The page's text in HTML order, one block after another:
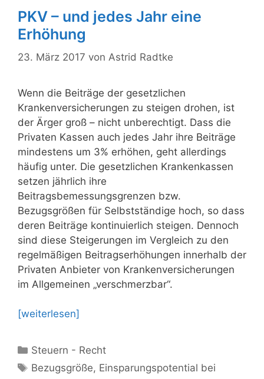
PKV – und jedes Jahr eine
Erhöhung
23. März 2017 von Astrid Radtke
Wenn die Beiträge der gesetzlichen
Krankenversicherungen zu steigen drohen, ist
der Ärger groß – nicht unberechtigt. Dass die
Privaten Kassen auch jedes Jahr ihre Beiträge
mindestens um 3% erhöhen, geht allerdings
häufig unter. Die gesetzlichen Krankenkassen
setzen jährlich ihre
Beitragsbemessungsgrenzen bzw.
Bezugsgrößen für Selbstständige hoch, so dass
deren Beiträge kontinuierlich steigen. Dennoch
sind diese Steigerungen im Vergleich zu den
regelmäßigen Beitragserhöhungen innerhalb der
Privaten Anbieter von Krankenversicherungen
im Allgemeinen „verschmerzbar“.
[weiterlesen]
Kategorien
Steuern - Recht
Schlagwörter
Bezugsgröße, Einsparungspotential bei